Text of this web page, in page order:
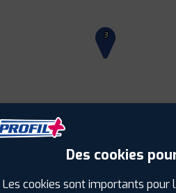
3
Des cookies
Les cookies sont importants pour